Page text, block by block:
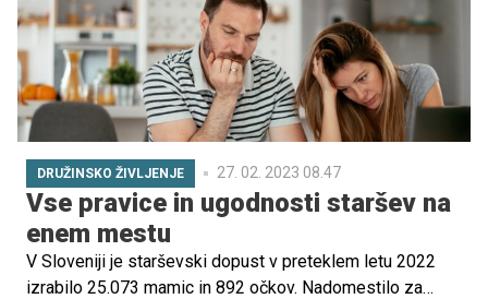
kako prav. Kajti lažje je težave, nesigurnosti, dvome in
strahove, s katerimi se ob takšnem dogodku soočaš,
prebroditi skupaj. Konec koncev je res, kar pravi stari
slovenski rek, ki gre takole – več glav več ve.
DRUŽINSKO ŽIVLJENJE 27. 02. 2023 08.47
Vse pravice in ugodnosti staršev na
enem mestu
V Sloveniji je starševski dopust v preteklem letu 2022
izrabilo 25.073 mamic in 892 očkov. Nadomestilo za